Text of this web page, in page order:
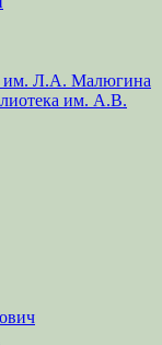
им. Л.А. Малюгина
им. А.В.